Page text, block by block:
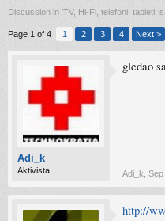
Discussion in 'TV, Hi-Fi, telefoni, tableti,
Page 1 of 4 1 2 3 4 Next >
Adi_k
Aktivista
gledao
Adi_k
http://